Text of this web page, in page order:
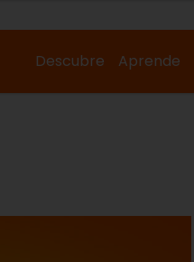
Descubre Aprende